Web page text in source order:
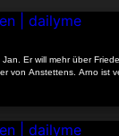
Er will mehr über
von Anstettens. Arno ist